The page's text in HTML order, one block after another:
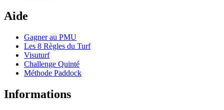
Aide
Gagner au PMU
Les 8 Règles du Turf
Visuturf
Challenge Quinté
Méthode Paddock
Informations